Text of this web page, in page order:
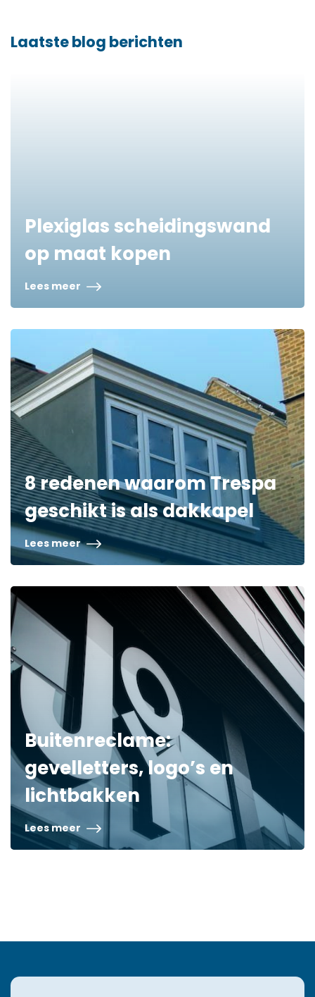
Laatste blog berichten
Plexiglas scheidingswand
op maat kopen
Lees meer
8 redenen waarom Trespa
geschikt is als dakkapel
Lees meer
Buitenreclame:
gevelletters, logo’s en
lichtbakken
Lees meer